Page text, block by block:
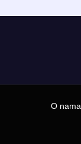
O nama